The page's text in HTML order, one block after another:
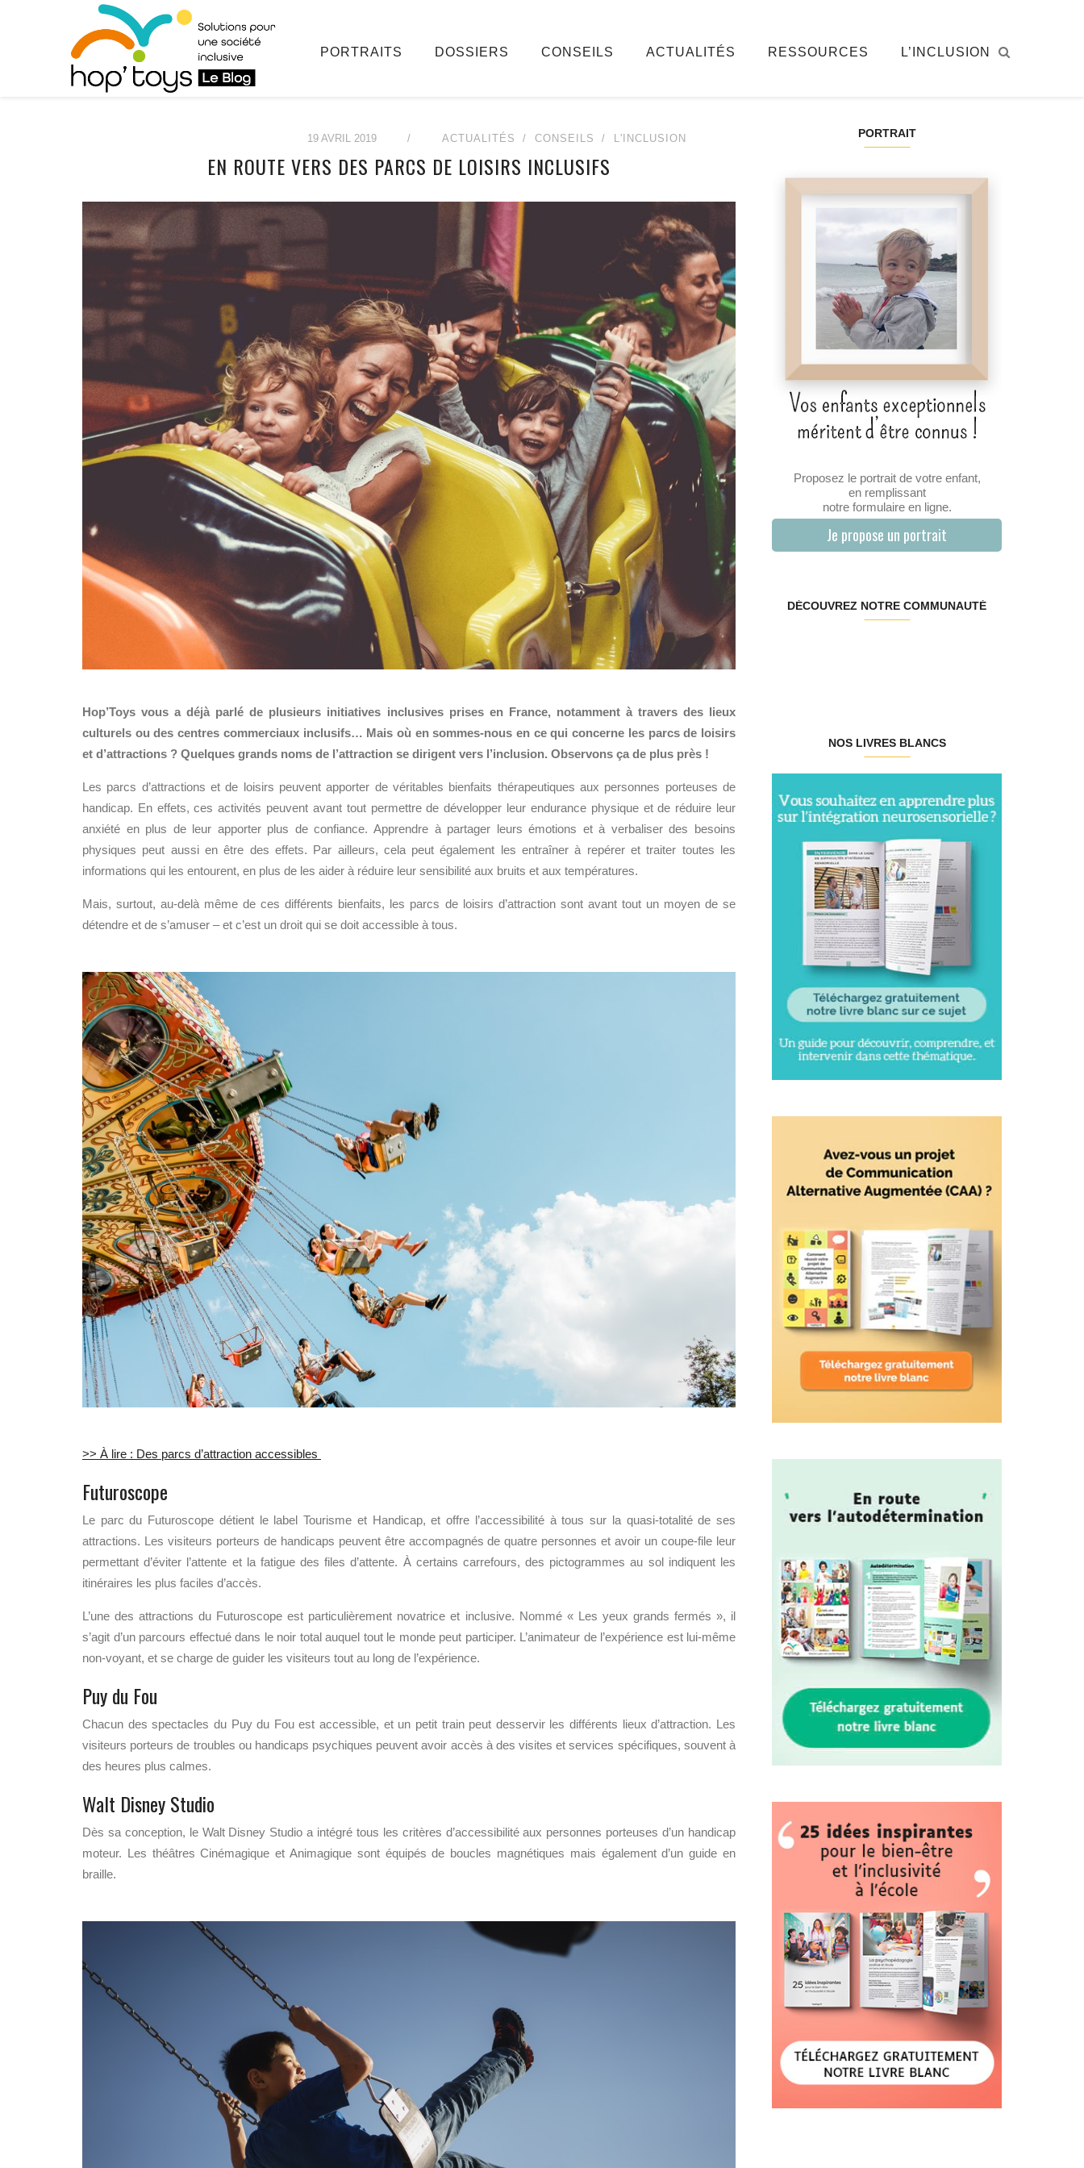
PORTRAITS DOSSIERS CONSEILS ACTUALITÉS RESSOURCES L’INCLUSION
19 AVRIL 2019 / ACTUALITÉS CONSEILS L'INCLUSION
EN ROUTE VERS DES PARCS DE LOISIRS INCLUSIFS
Hop’Toys vous a déjà parlé de plusieurs initiatives inclusives prises en France, notamment à travers des lieux
culturels ou des centres commerciaux inclusifs… Mais où en sommes-nous en ce qui concerne les parcs de loisirs
et d’attractions ? Quelques grands noms de l’attraction se dirigent vers l’inclusion. Observons ça de plus près !
Les parcs d’attractions et de loisirs peuvent apporter de véritables bienfaits thérapeutiques aux personnes porteuses de
handicap. En effets, ces activités peuvent avant tout permettre de développer leur endurance physique et de réduire leur
anxiété en plus de leur apporter plus de confiance. Apprendre à partager leurs émotions et à verbaliser des besoins
physiques peut aussi en être des effets. Par ailleurs, cela peut également les entraîner à repérer et traiter toutes les
informations qui les entourent, en plus de les aider à réduire leur sensibilité aux bruits et aux températures.
Mais, surtout, au-delà même de ces différents bienfaits, les parcs de loisirs d’attraction sont avant tout un moyen de se
détendre et de s’amuser – et c’est un droit qui se doit accessible à tous.
>> À lire : Des parcs d’attraction accessibles
Futuroscope
Le parc du Futuroscope détient le label Tourisme et Handicap, et offre l’accessibilité à tous sur la quasi-totalité de ses
attractions. Les visiteurs porteurs de handicaps peuvent être accompagnés de quatre personnes et avoir un coupe-file leur
permettant d’éviter l’attente et la fatigue des files d’attente. À certains carrefours, des pictogrammes au sol indiquent les
itinéraires les plus faciles d’accès.
L’une des attractions du Futuroscope est particulièrement novatrice et inclusive. Nommé « Les yeux grands fermés », il
s’agit d’un parcours effectué dans le noir total auquel tout le monde peut participer. L’animateur de l’expérience est lui-même
non-voyant, et se charge de guider les visiteurs tout au long de l’expérience.
Puy du Fou
Chacun des spectacles du Puy du Fou est accessible, et un petit train peut desservir les différents lieux d’attraction. Les
visiteurs porteurs de troubles ou handicaps psychiques peuvent avoir accès à des visites et services spécifiques, souvent à
des heures plus calmes.
Walt Disney Studio
Dès sa conception, le Walt Disney Studio a intégré tous les critères d’accessibilité aux personnes porteuses d’un handicap
moteur. Les théâtres Cinémagique et Animagique sont équipés de boucles magnétiques mais également d’un guide en
braille.
PORTRAIT
Proposez le portrait de votre enfant,
en remplissant
notre formulaire en ligne.
Je propose un portrait
DÉCOUVREZ NOTRE COMMUNAUTÉ
NOS LIVRES BLANCS